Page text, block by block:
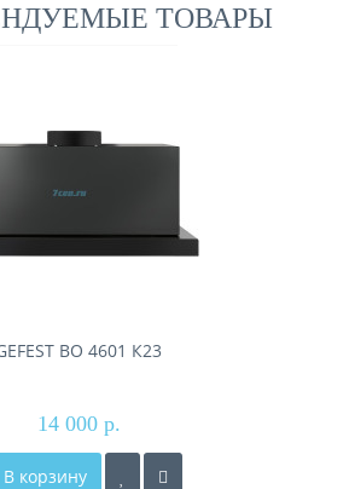
ТОВАРЫ
ВО 4601 К23
14 000 р.
В корзину